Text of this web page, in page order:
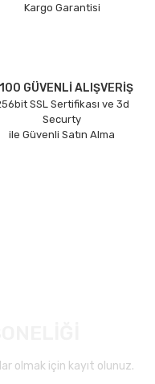
Kargo Garantisi
GÜVENLİ ALIŞVERİŞ
SSL Sertifikası ve 3d
Securty
ile Güvenli Satın Alma
olmak için kayıt olunuz.